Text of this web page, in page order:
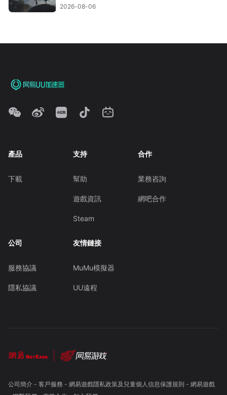
2026-08-06
產品
下載
支持
幫助
遊戲資訊
Steam
合作
業務咨詢
網吧合作
公司
服務協議
隱私協議
友情鏈接
MuMu模擬器
UU遠程
公司簡介- 客戶服務 - 網易遊戲隱私政策及兒童個人信息保護規則 - 網易遊戲